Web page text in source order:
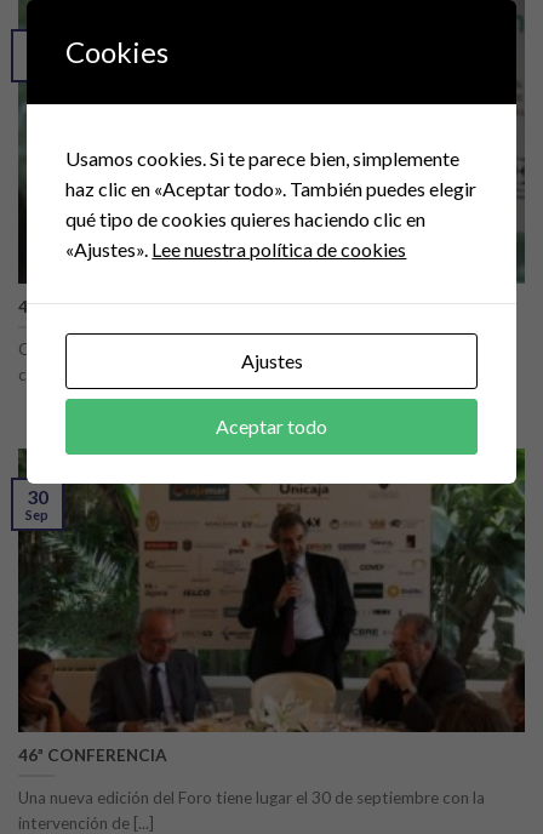
47ª CONFERENCIA
Cierra el Foro la actividad del año el día 2 de diciembre con la
conferencia [...]
46ª CONFERENCIA
Una nueva edición del Foro tiene lugar el 30 de septiembre con la
intervención de [...]
30
Sep
Cookies
Usamos cookies. Si te parece bien, simplemente
haz clic en «Aceptar todo». También puedes elegir
qué tipo de cookies quieres haciendo clic en
«Ajustes». Lee nuestra política de cookies
Ajustes
Aceptar todo